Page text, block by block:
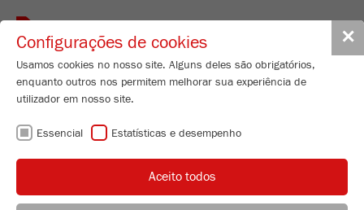
✕
Configurações de cookies
Usamos cookies no nosso site. Alguns deles são obrigatórios,
enquanto outros nos permitem melhorar sua experiência de
utilizador em nosso site.
Essencial Estatísticas e desempenho
Aceito todos
Toggle
SAMPLE PREPARATION FOR
REFUSE DERIVED FUELS